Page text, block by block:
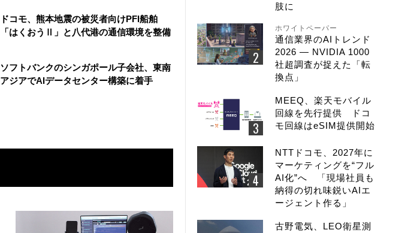
ドコモ、熊本地震の被災者向けPFI船舶
「はくおうⅡ」と八代港の通信環境を整備
ソフトバンクのシンガポール子会社、東南
アジアでAIデータセンター構築に着手
肢に
ホワイトペーパー
通信業界のAIトレンド
2026 ― NVIDIA 1000
社超調査が捉えた「転
換点」
MEEQ、楽天モバイル
回線を先行提供 ドコ
モ回線はeSIM提供開始
NTTドコモ、2027年に
マーケティングを“フル
AI化”へ 「現場社員も
納得の切れ味鋭いAIエ
ージェント作る」
古野電気、LEO衛星測